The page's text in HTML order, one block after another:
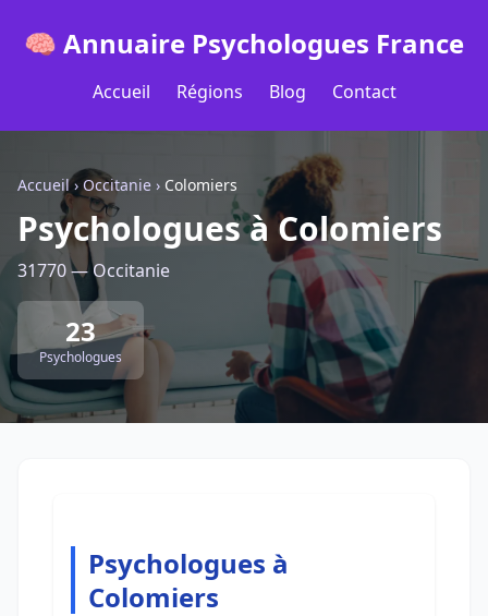
🧠 Annuaire Psychologues France
Accueil Régions Blog Contact
Accueil› Occitanie › Colomiers
Psychologues à Colomiers
31770 — Occitanie
23
Psychologues
Psychologues à
Colomiers